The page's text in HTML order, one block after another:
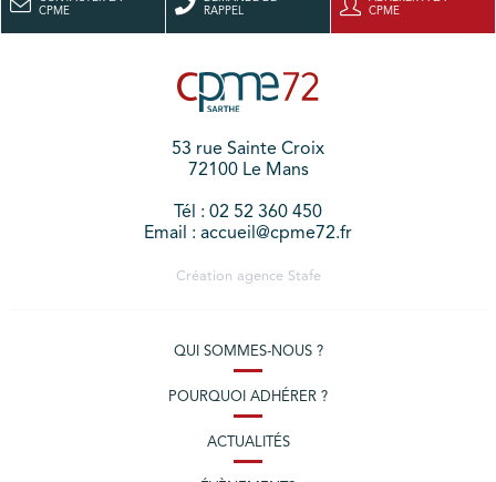
CPME
RAPPEL
CPME
53 rue Sainte Croix
72100 Le Mans
Tél : 02 52 360 450
Email : accueil@cpme72.fr
Création agence Stafe
QUI SOMMES-NOUS ?
POURQUOI ADHÉRER ?
ACTUALITÉS